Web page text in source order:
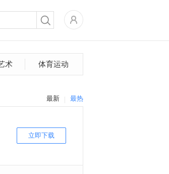
术 体育运动
最热
最新
立即下载